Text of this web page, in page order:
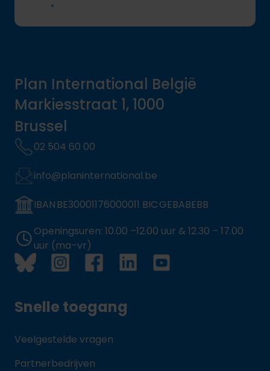
*
Plan International België
Markiesstraat 1, 1000
Brussel
02 504 60 00
info@planinternational.be
IBAN BE30001176000011 BIC GEBABEBB
Openingsuren: 10.00 –12.00 uur & 12.30 – 17.00
uur (ma–vr)
Snelle toegang
Veelgestelde vragen
Partnerbedrijven